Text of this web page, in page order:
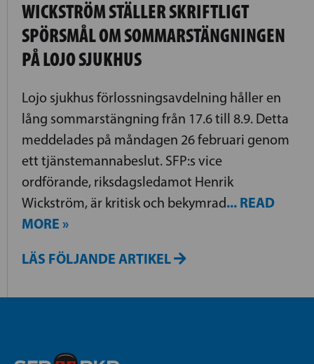
WICKSTRÖM STÄLLER SKRIFTLIGT
SPÖRSMÅL OM SOMMARSTÄNGNINGEN
PÅ LOJO SJUKHUS
Lojo sjukhus förlossningsavdelning håller en
lång sommarstängning från 17.6 till 8.9. Detta
meddelades på måndagen 26 februari genom
ett tjänstemannabeslut. SFP:s vice
ordförande, riksdagsledamot Henrik
Wickström, är kritisk och bekymrad... READ
MORE »
LÄS FÖLJANDE ARTIKEL